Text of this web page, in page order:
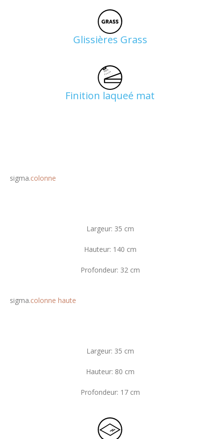
Glissières Grass
Finition laqueé mat
sigma.colonne
Largeur: 35 cm
Hauteur: 140 cm
Profondeur: 32 cm
sigma.colonne haute
Largeur: 35 cm
Hauteur: 80 cm
Profondeur: 17 cm